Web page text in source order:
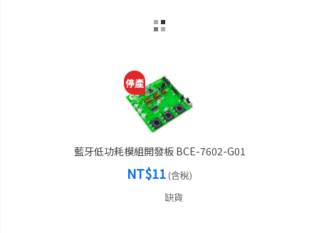
停產
藍牙低功耗模組開發板 BCE-7602-G01
NT$11(含稅)
缺貨